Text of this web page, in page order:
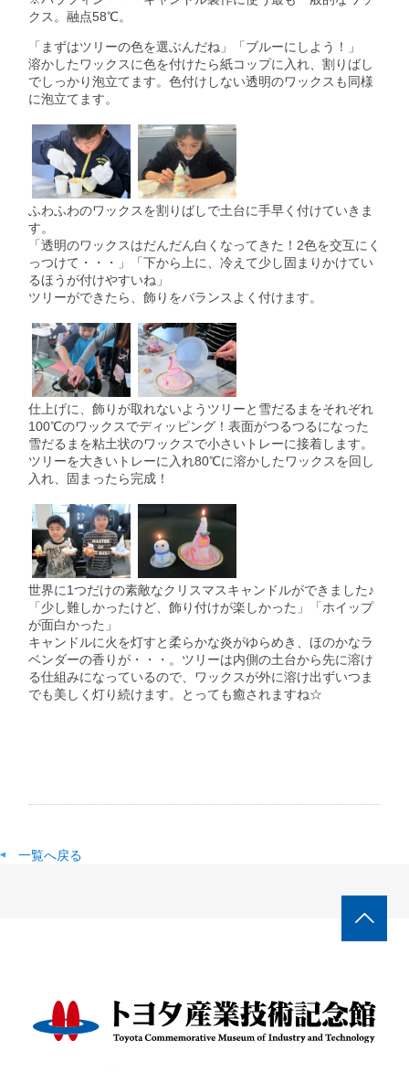
クス。融点58℃。
「まずはツリーの色を選ぶんだね」「ブルーにしよう！」
溶かしたワックスに色を付けたら紙コップに入れ、割りばし
でしっかり泡立てます。色付けしない透明のワックスも同様
に泡立てます。
ふわふわのワックスを割りばしで土台に手早く付けていきま
す。
「透明のワックスはだんだん白くなってきた！2色を交互にく
っつけて・・・」「下から上に、冷えて少し固まりかけてい
るほうが付けやすいね」
ツリーができたら、飾りをバランスよく付けます。
仕上げに、飾りが取れないようツリーと雪だるまをそれぞれ
100℃のワックスでディッピング！表面がつるつるになった
雪だるまを粘土状のワックスで小さいトレーに接着します。
ツリーを大きいトレーに入れ80℃に溶かしたワックスを回し
入れ、固まったら完成！
世界に1つだけの素敵なクリスマスキャンドルができました♪
「少し難しかったけど、飾り付けが楽しかった」「ホイップ
が面白かった」
キャンドルに火を灯すと柔らかな炎がゆらめき、ほのかなラ
ベンダーの香りが・・・。ツリーは内側の土台から先に溶け
る仕組みになっているので、ワックスが外に溶け出ずいつま
でも美しく灯り続けます。とっても癒されますね☆
一覧へ戻る
